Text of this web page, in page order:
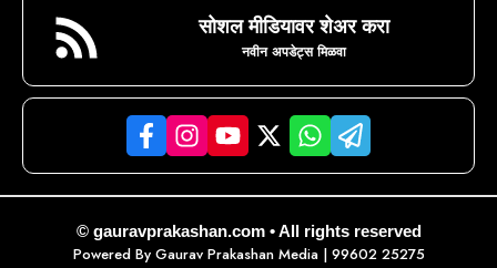
सोशल मीडियावर शेअर करा
नवीन अपडेट्स मिळवा
© gauravprakashan.com • All rights reserved
Powered By Gaurav Prakashan Media| 99602 25275